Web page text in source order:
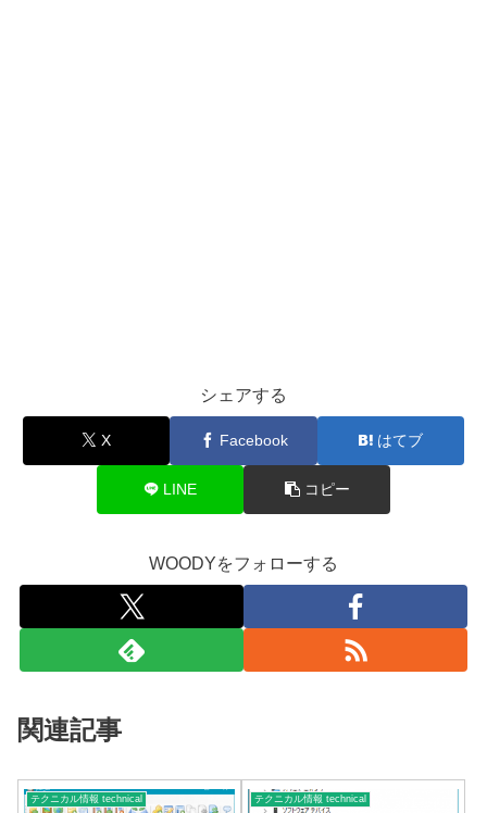
シェアする
X Facebook はてブ
LINE コピー
WOODYをフォローする
関連記事
テクニカル情報 technical テクニカル情報 technical